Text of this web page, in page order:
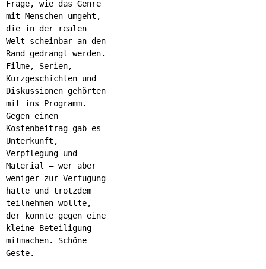
Frage, wie das Genre
mit Menschen umgeht,
die in der realen
Welt scheinbar an den
Rand gedrängt werden.
Filme, Serien,
Kurzgeschichten und
Diskussionen gehörten
mit ins Programm.
Gegen einen
Kostenbeitrag gab es
Unterkunft,
Verpflegung und
Material – wer aber
weniger zur Verfügung
hatte und trotzdem
teilnehmen wollte,
der konnte gegen eine
kleine Beteiligung
mitmachen. Schöne
Geste.